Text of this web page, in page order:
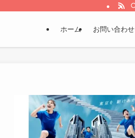
ホーム お問い合わせ